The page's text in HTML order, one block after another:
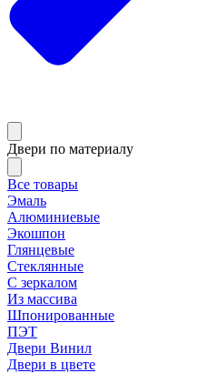
Двери по материалу
Все товары
Эмаль
Алюминиевые
Экошпон
Глянцевые
Стеклянные
С зеркалом
Из массива
Шпонированные
ПЭТ
Двери Винил
Двери в цвете